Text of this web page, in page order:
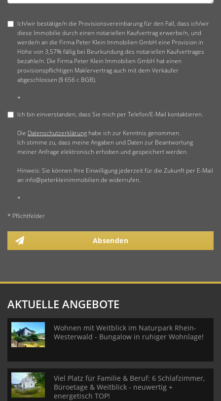
Ich/wir bestätige/n die Provisionsvereinbarung für den Fall, dass ich/wir
diese Immobilie durch einen notariellen Kaufvertrag erwerbe/n, und
werde/n an die Firma Peter Klein Immobilien GmbH eine Provision in
Höhe von 3,57% fällig bei Beurkundung des notariellen Kaufvertrages
bezahle/n. Die Firma Peter Klein Immobilien GmbH hat einen
provisionspflichtigen Maklervertrag auch mit dem Verkäufer
abgeschlossen (§ 656 c BGB).
*
Ich bin einverstanden, dass Sie mich per Telefon/E-Mail kontaktieren.
Die Datenschutzerklärung habe ich zur Kenntnis genommen.
Ich stimme zu, dass meine Angaben und Daten zur Beantwortung
meiner Anfrage elektronisch erhoben und gespeichert werden.
Hinweis: Sie können Ihre Einwilligung jederzeit für die Zukunft per E-Mail
an info@peterkleinimmobilien.de widerrufen.
*
* Pflichtfelder
Absenden
AKTUELLE ANGEBOTE
Wohnen mit Weitblick im Naturpark Rhein-
Westerwald - Bungalow in ruhiger Wohnlage!
Viel Platz für Familie & Beruf: 6 Schlafzimmer,
Büroetage & Weitblick - neuwertig +
energetisch TOP!